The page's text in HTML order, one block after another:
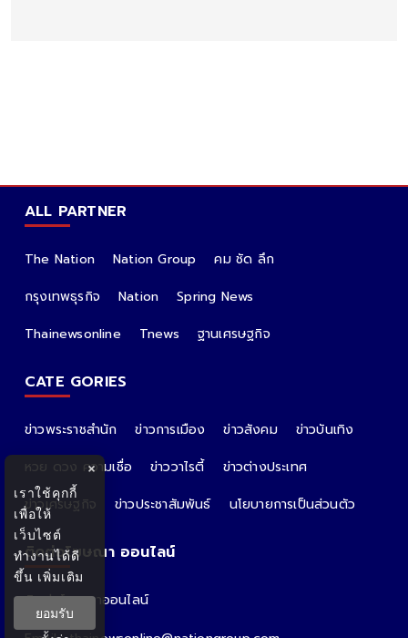
ALL PARTNER
The Nation Nation Group
คม ชัด ลึก
กรุงเทพธุรกิจ
Nation
Spring News
Thainewsonline
Tnews ฐานเศรษฐกิจ
CATE GORIES
ข่าวพระราชสำนัก ข่าวการเมือง ข่าวสังคม
ข่าวบันเทิง
หวย ดวง ความเชื่อ
ข่าววาไรตี้
ข่าวต่างประเทศ
ข่าวเศรษฐกิจ
ข่าวประชาสัมพันธ์ นโยบายการเป็นส่วนตัว
ติดต่อโฆษณา ออนไลน์
ติดต่อโฆษณาออนไลน์
คุณอ้อ
×
เราใช้คุกกี้
เพื่อให้
เว็บไซต์
ทำงานได้ดี
ขึ้น เพิ่มเติม
ยอมรับ